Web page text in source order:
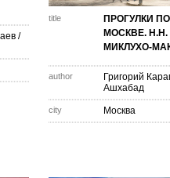
/
title
ПРОГУЛКИ ПО
МОСКВЕ. Н.Н.
МИКЛУХО-
author Григорий
Ашхабад
city Москва